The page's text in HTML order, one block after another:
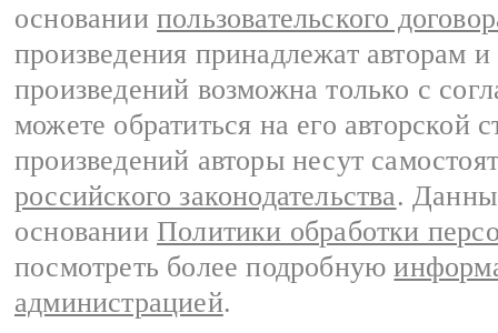
основании пользовательского
произведения принадлежат авторам
произведений возможна только с
можете обратиться на его авторской
произведений авторы несут
российского законодательства.
основании Политики обработки
посмотреть более подробную
администрацией.